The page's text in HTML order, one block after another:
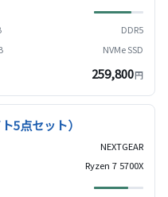
DDR5
NVMe SSD
259,800円
5点セット）
NEXTGEAR
Ryzen 7 5700X